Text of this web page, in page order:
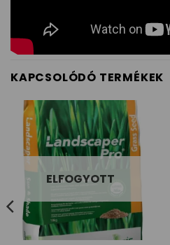
KAPCSOLÓDÓ TERMÉKEK
ELFOGYOTT